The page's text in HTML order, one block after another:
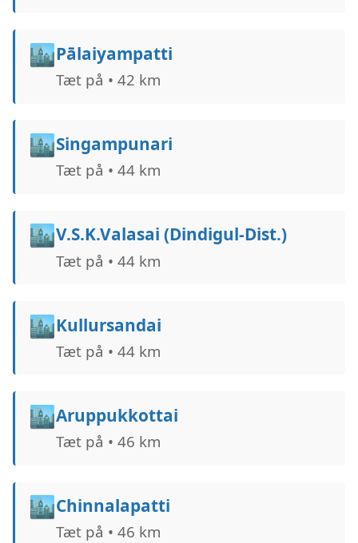
🏙️Pālaiyampatti
Tæt på • 42 km
🏙️Singampunari
Tæt på • 44 km
🏙️V.S.K.Valasai (Dindigul-Dist.)
Tæt på • 44 km
🏙️Kullursandai
Tæt på • 44 km
🏙️Aruppukkottai
Tæt på • 46 km
🏙️Chinnalapatti
Tæt på • 46 km